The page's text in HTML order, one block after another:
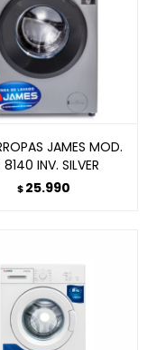
JAMES MOD.
8140 INV. SILVER
$25.990